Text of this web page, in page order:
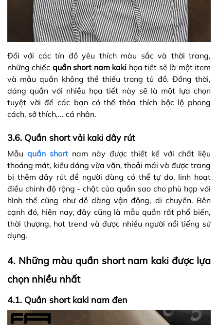
Đối với các tín đồ yêu thích màu sắc và thời trang,
những chiếc quần short nam kaki họa tiết sẽ là một item
và mẫu quần không thể thiếu trong tủ đồ. Đồng thời,
dáng quần với nhiều họa tiết này sẽ là một lựa chọn
tuyệt vời để các bạn có thể thỏa thích bộc lộ phong
cách, sở thích,... cá nhân.
3.6. Quần short vải kaki dây rút
Mẫu quần short nam này được thiết kế với chất liệu
thoáng mát, kiểu dáng vừa vặn, thoải mái và được trang
bị thêm dây rút để người dùng có thể tự do, linh hoạt
điều chỉnh độ rộng - chật của quần sao cho phù hợp với
hình thể cũng như dễ dàng vận động, di chuyển. Bên
cạnh đó, hiện nay, đây cũng là mẫu quần rất phổ biến,
thời thượng, hot trend và được nhiều người nổi tiếng sử
dụng.
4. Những màu quần short nam kaki được lựa
chọn nhiều nhất
4.1. Quần short kaki nam đen